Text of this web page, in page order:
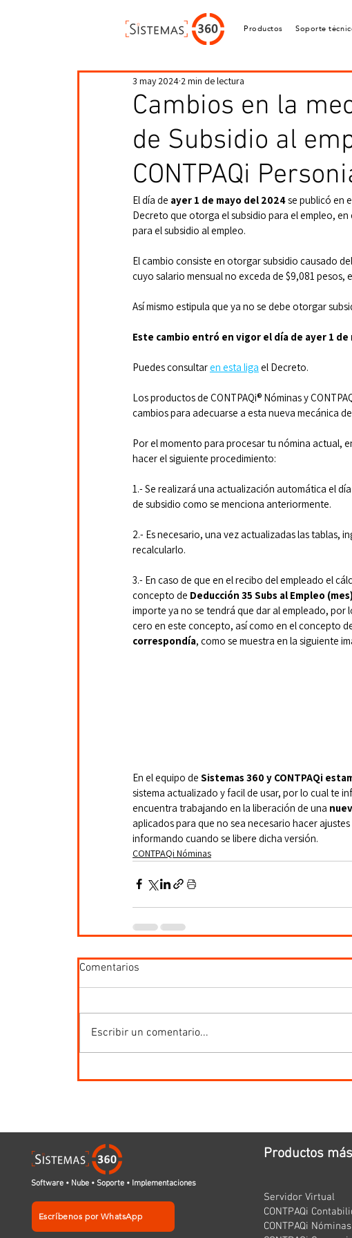
Productos Soporte
Cambios en la
de Subsidio al
CONTPAQi
3 may 2024 2 min de lectura
El día de ayer 1 de mayo del 2024 se publicó en
Decreto que otorga el subsidio para el empleo,
para el subsidio al empleo.
El cambio consiste en otorgar subsidio causado
cuyo salario mensual no exceda de $9,081 pesos,
Así mismo estipula que ya no se debe otorgar
Este cambio entró en vigor el día de ayer 1 de
Puedes consultar en esta liga el Decreto.
Los productos de CONTPAQi® Nóminas y
cambios para adecuarse a esta nueva mecánica
Por el momento para procesar tu nómina actual,
hacer el siguiente procedimiento:
1.- Se realizará una actualización automática el
de subsidio como se menciona anteriormente.
2.- Es necesario, una vez actualizadas las tablas,
recalcularlo.
3.- En caso de que en el recibo del empleado el
concepto de Deducción 35 Subs al Empleo (mes)
importe ya no se tendrá que dar al empleado, por
cero en este concepto, así como en el concepto
correspondía, como se muestra en la siguiente
En el equipo de Sistemas 360 y CONTPAQi
sistema actualizado y facil de usar, por lo cual te
encuentra trabajando en la liberación de una
aplicados para que no sea necesario hacer
informando cuando se libere dicha versión.
CONTPAQi Nóminas
Comentarios
Escribir un comentario...
Software • Nube • Soporte • Implementaciones
Escríbenos por WhatsApp
Productos
Servidor Virtual
CONTPAQi
CONTPAQi Nóminas